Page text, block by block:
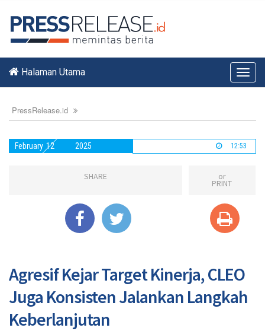
Halaman Utama
PressRelease.id
February 12 2025 12:53
SHARE or
PRINT
Agresif Kejar Target Kinerja, CLEO
Juga Konsisten Jalankan Langkah
Keberlanjutan